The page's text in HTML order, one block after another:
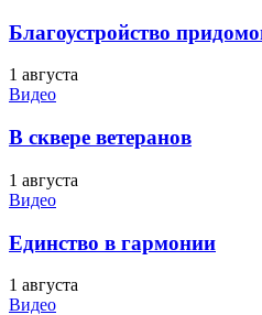
Благоустройство
1 августа
Видео
В сквере ветеранов
1 августа
Видео
Единство в гармонии
1 августа
Видео